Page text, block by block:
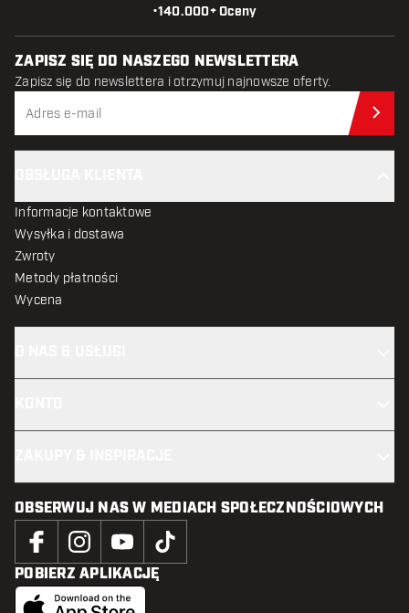
•140.000+ Oceny
ZAPISZ SIĘ DO NASZEGO NEWSLETTERA
Zapisz się do newslettera i otrzymuj najnowsze oferty.
Informacje kontaktowe
Wysyłka i dostawa
Zwroty
Metody płatności
Wycena
OBSERWUJ NAS W MEDIACH SPOŁECZNOŚCIOWYCH
POBIERZ APLIKACJĘ